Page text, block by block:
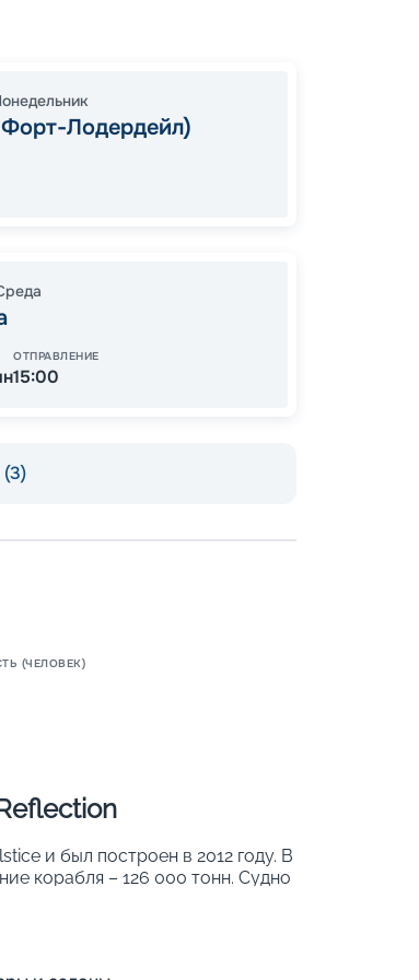
Лодердейл)
ОТПРАВЛЕНИЕ
15:00
(ЧЕЛОВЕК)
и был построен в 2012 году. В
корабля – 126 000 тонн. Судно
панорамный вид на океан;